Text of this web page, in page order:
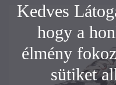
Kedves
hogy a
élmény
sütiket